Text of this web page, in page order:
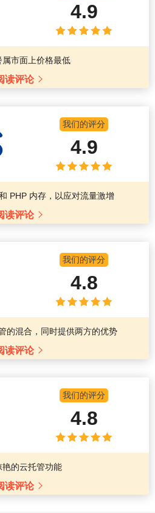
4.9
属市面上价格最低
读评论
我们的评分
4.9
PHP 内存，以应对流量激增
读评论
我们的评分
4.8
的混合，同时提供两方的优势
读评论
我们的评分
4.8
艳的云托管功能
读评论